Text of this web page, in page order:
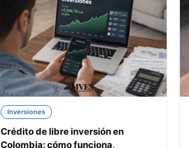
Inversiones
Crédito de libre inversión en
Colombia: cómo funciona,